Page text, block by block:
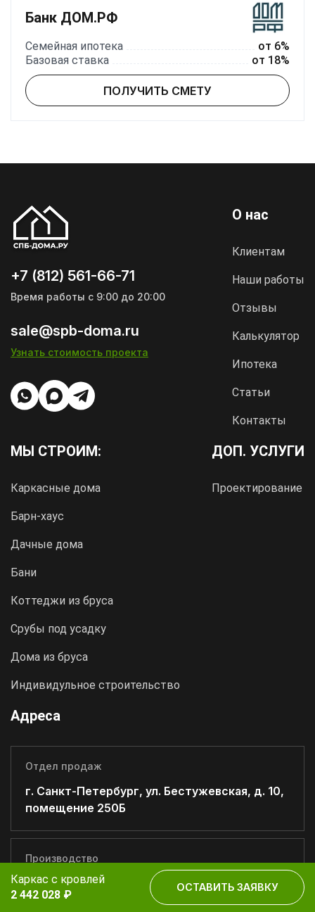
Каркас с кровлей
2 442 028 ₽
ОСТАВИТЬ ЗАЯВКУ
Банк ДОМ.РФ
Семейная ипотека
от 6%
Базовая ставка
от 18%
ПОЛУЧИТЬ СМЕТУ
+7 (812) 561-66-71
Время работы с 9:00 до 20:00
sale@spb-doma.ru
Узнать стоимость проекта
О нас
Клиентам
Наши работы
Отзывы
Калькулятор
Ипотека
Статьи
Контакты
МЫ СТРОИМ:
Каркасные дома
Барн-хаус
Дачные дома
Бани
Коттеджи из бруса
Срубы под усадку
Дома из бруса
Индивидульное строительство
ДОП. УСЛУГИ
Проектирование
Адреса
Отдел продаж
г. Санкт-Петербург, ул. Бестужевская, д. 10,
помещение 250Б
Производство
г. Санкт-Петербург, г. Пушкин, Саперная ул.,
д. 67А